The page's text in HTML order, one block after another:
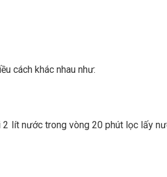
cách khác nhau như:
lít nước trong vòng 20 phút lọc lấy